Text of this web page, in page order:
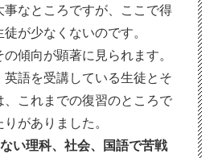
事なところですが、ここで得
が少なくないのです。
傾向が顕著に見られます。
英語を受講している生徒とそ
、これまでの復習のところで
がありました。
い理科、社会、国語で苦戦